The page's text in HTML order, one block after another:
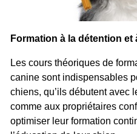
Formation à la détention et
Les cours théoriques de
canine sont indispensables
chiens, qu’ils débutent avec
comme aux propriétaires
optimiser leur formation